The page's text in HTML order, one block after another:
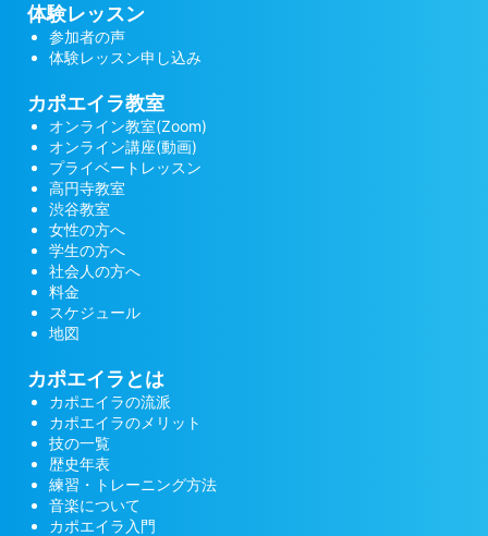
体験レッスン
参加者の声
体験レッスン申し込み
カポエイラ教室
オンライン教室(Zoom)
オンライン講座(動画)
プライベートレッスン
高円寺教室
渋谷教室
女性の方へ
学生の方へ
社会人の方へ
料金
スケジュール
地図
カポエイラとは
カポエイラの流派
カポエイラのメリット
技の一覧
歴史年表
練習・トレーニング方法
音楽について
カポエイラ入門